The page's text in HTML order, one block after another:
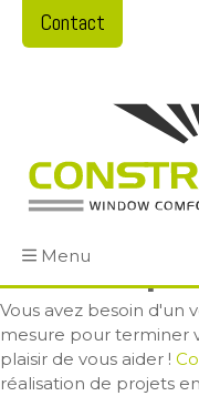
Contact
Menu
Verre
Vous avez besoin d'un
mesure pour terminer
plaisir de vous aider !
réalisation de projets